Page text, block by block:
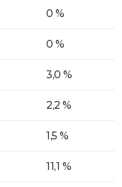
0 %
0 %
3,0 %
2,2 %
1,5 %
11,1 %